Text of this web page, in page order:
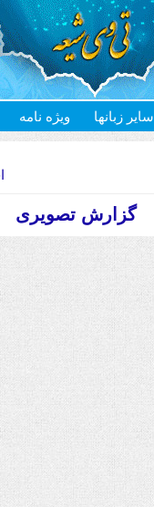
ویژه نامه سایر زبانها
گزارش تصویری